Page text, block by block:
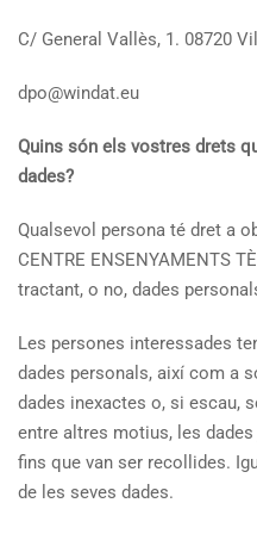
C/ General Vallès, 1. 08720
dpo@windat.eu
Quins són els vostres drets
dades?
Qualsevol persona té dret a
CENTRE ENSENYAMENTS
tractant, o no, dades
Les persones interessades
dades personals, així com a
dades inexactes o, si escau,
entre altres motius, les
fins que van ser recollides.
de les seves dades.